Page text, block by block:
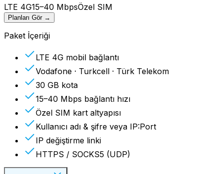
LTE 4G15–40 MbpsÖzel SIM
Planları Gör →
Paket İçeriği
LTE 4G mobil bağlantı
Vodafone · Turkcell · Türk Telekom
30 GB kota
15–40 Mbps bağlantı hızı
Özel SIM kart altyapısı
Kullanıcı adı & şifre veya IP:Port
IP değiştirme linki
HTTPS / SOCKS5 (UDP)